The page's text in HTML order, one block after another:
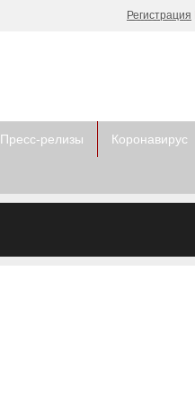
Регистрация
Пресс-релизы Коронавирус